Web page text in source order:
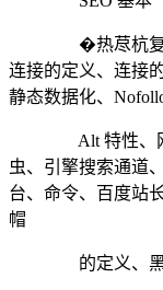
�热荩杭复
连接的定义、连接
静态数据化、
Alt 特性、网
虫、引擎搜索通道
台、命令、百度站
帽
的定义、黑